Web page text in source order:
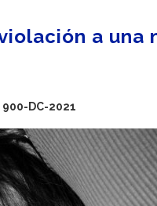
a una
900-DC-2021